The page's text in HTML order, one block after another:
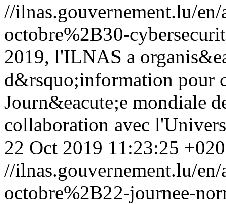
//ilnas.gouvernement.lu/
octobre%2B30-
2019, l'ILNAS a
d&rsquo;information pour
Journ&eacute;e mondiale
collaboration avec
22 Oct 2019 11:23:25
//ilnas.gouvernement.lu/
octobre%2B22-journee-